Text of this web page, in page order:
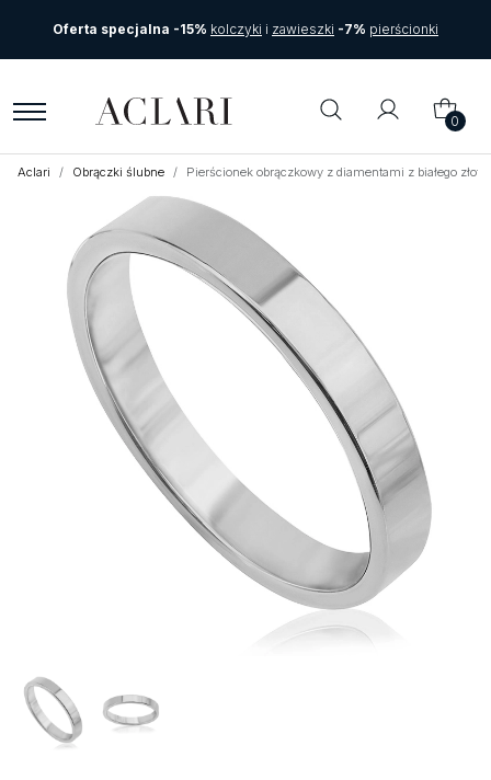
Oferta specjalna -15% kolczyki i zawieszki -7% pierścionki
0
Aclari Obrączki ślubne Pierścionek obrączkowy z diamentami z białego złota